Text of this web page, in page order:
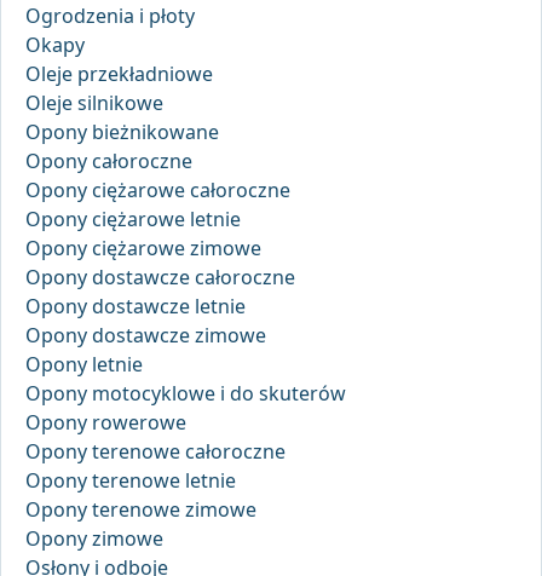
Ogrodzenia i płoty
Okapy
Oleje przekładniowe
Oleje silnikowe
Opony bieżnikowane
Opony całoroczne
Opony ciężarowe całoroczne
Opony ciężarowe letnie
Opony ciężarowe zimowe
Opony dostawcze całoroczne
Opony dostawcze letnie
Opony dostawcze zimowe
Opony letnie
Opony motocyklowe i do skuterów
Opony rowerowe
Opony terenowe całoroczne
Opony terenowe letnie
Opony terenowe zimowe
Opony zimowe
Osłony i odboje